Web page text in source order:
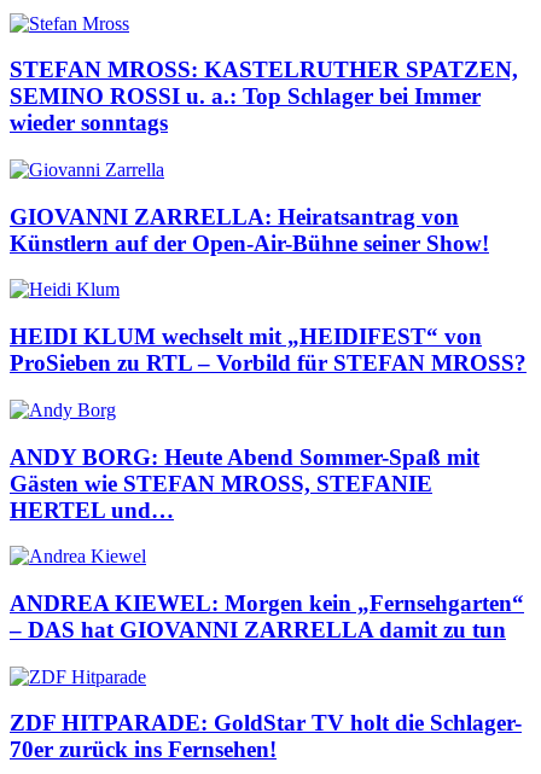
STEFAN MROSS: KASTELRUTHER SPATZEN,
SEMINO ROSSI u. a.: Top Schlager bei Immer
wieder sonntags
GIOVANNI ZARRELLA: Heiratsantrag von
Künstlern auf der Open-Air-Bühne seiner Show!
HEIDI KLUM wechselt mit „HEIDIFEST“ von
ProSieben zu RTL – Vorbild für STEFAN MROSS?
ANDY BORG: Heute Abend Sommer-Spaß mit
Gästen wie STEFAN MROSS, STEFANIE
HERTEL und…
ANDREA KIEWEL: Morgen kein „Fernsehgarten“
– DAS hat GIOVANNI ZARRELLA damit zu tun
ZDF HITPARADE: GoldStar TV holt die Schlager-
70er zurück ins Fernsehen!